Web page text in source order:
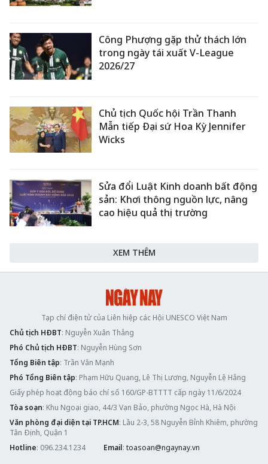
Công Phượng gặp thử thách lớn
trong ngày tái xuất V-League
2026/27
Chủ tịch Quốc hội Trần Thanh
Mẫn tiếp Đại sứ Hoa Kỳ Jennifer
Wicks
Sửa đổi Luật Kinh doanh bất động
sản: Khơi thông nguồn lực, nâng
cao hiệu quả thị trường
XEM THÊM
Tạp chí điện tử của Liên hiệp các Hội UNESCO Việt Nam
Chủ tịch HĐBT: Nguyễn Xuân Thắng
Phó Chủ tịch HĐBT: Nguyễn Hùng Sơn
Tổng Biên tập: Trần Văn Mạnh
Phó Tổng Biên tập: Phạm Hữu Quang, Lê Thị Lương, Nguyễn Lệ Hằng
Giấy phép hoạt động báo chí số 160/GP-BTTTT cấp ngày 11/6/2024
Tòa soạn: Khu Ngoại giao, 44/3 Vạn Bảo, phường Ngọc Hà, Hà Nội
Văn phòng đại diện tại TP.HCM: Lầu 2-3, 58 Nguyễn Bỉnh Khiêm, phường
Tân Định, Quận 1
Hotline: 096.234.1234 Email: toasoan@ngaynay.vn